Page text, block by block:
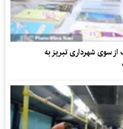
کتاب از سوی شهرداری تبریز به